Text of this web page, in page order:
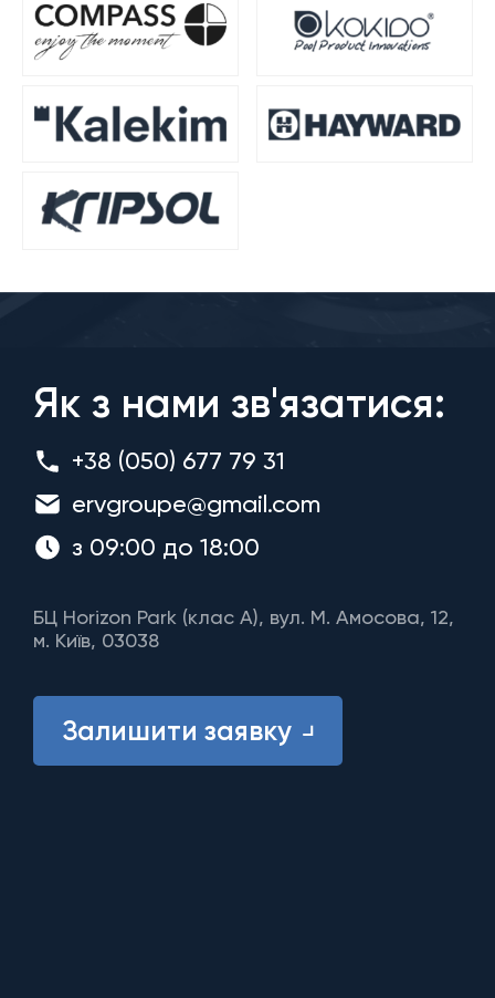
Як з нами зв'язатися:
+38 (050) 677 79 31
ervgroupe@gmail.com
з 09:00 до 18:00
БЦ Horizon Park (клас A), вул. М. Амосова, 12,
м. Київ, 03038
Залишити заявку